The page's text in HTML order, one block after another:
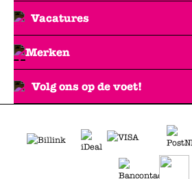
Vacatures
Merken
Volg ons op de voet!